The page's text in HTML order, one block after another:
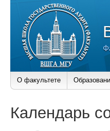
О факультете
Календарь